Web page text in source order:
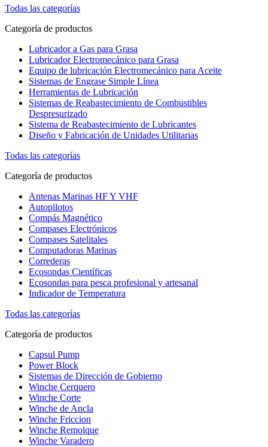
Todas las categorías
Categoría de productos
Lubricador a Gas para Grasa
Lubricador Electromecánico para Grasa
Equipo de lubricación Electromecánico para Aceite
Sistemas de Engrase Simple Línea
Herramientas de Lubricación
Sistemas de Reabastecimiento de Combustibles
Despresurizado
Sistema de Reabastecimiento de Lubricantes
Diseño y Fabricación de Unidades Utilitarias
Todas las categorías
Categoría de productos
Antenas Marinas HF Y VHF
Autopilotos
Compás Magnético
Compases Electrónicos
Compases Satelitales
Computadoras Marinas
Correderas
Ecosondas Científicas
Ecosondas para pesca profesional y artesanal
Indicador de Temperatura
Todas las categorías
Categoría de productos
Capsul Pump
Power Block
Sistemas de Dirección de Gobierno
Winche Cerquero
Winche Corte
Winche de Ancla
Winche Friccion
Winche Remolque
Winche Varadero